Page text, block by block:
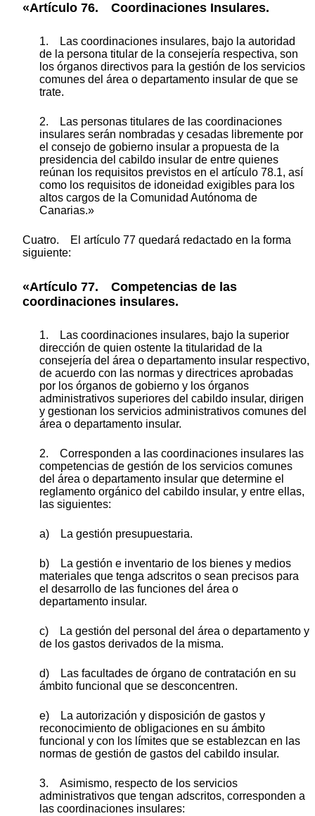
«Artículo 76. Coordinaciones Insulares.
1. Las coordinaciones insulares, bajo la autoridad
de la persona titular de la consejería respectiva, son
los órganos directivos para la gestión de los servicios
comunes del área o departamento insular de que se
trate.
2. Las personas titulares de las coordinaciones
insulares serán nombradas y cesadas libremente por
el consejo de gobierno insular a propuesta de la
presidencia del cabildo insular de entre quienes
reúnan los requisitos previstos en el artículo 78.1, así
como los requisitos de idoneidad exigibles para los
altos cargos de la Comunidad Autónoma de
Canarias.»
Cuatro. El artículo 77 quedará redactado en la forma
siguiente:
«Artículo 77. Competencias de las
coordinaciones insulares.
1. Las coordinaciones insulares, bajo la superior
dirección de quien ostente la titularidad de la
consejería del área o departamento insular respectivo,
de acuerdo con las normas y directrices aprobadas
por los órganos de gobierno y los órganos
administrativos superiores del cabildo insular, dirigen
y gestionan los servicios administrativos comunes del
área o departamento insular.
2. Corresponden a las coordinaciones insulares las
competencias de gestión de los servicios comunes
del área o departamento insular que determine el
reglamento orgánico del cabildo insular, y entre ellas,
las siguientes:
a) La gestión presupuestaria.
b) La gestión e inventario de los bienes y medios
materiales que tenga adscritos o sean precisos para
el desarrollo de las funciones del área o
departamento insular.
c) La gestión del personal del área o departamento y
de los gastos derivados de la misma.
d) Las facultades de órgano de contratación en su
ámbito funcional que se desconcentren.
e) La autorización y disposición de gastos y
reconocimiento de obligaciones en su ámbito
funcional y con los límites que se establezcan en las
normas de gestión de gastos del cabildo insular.
3. Asimismo, respecto de los servicios
administrativos que tengan adscritos, corresponden a
las coordinaciones insulares: